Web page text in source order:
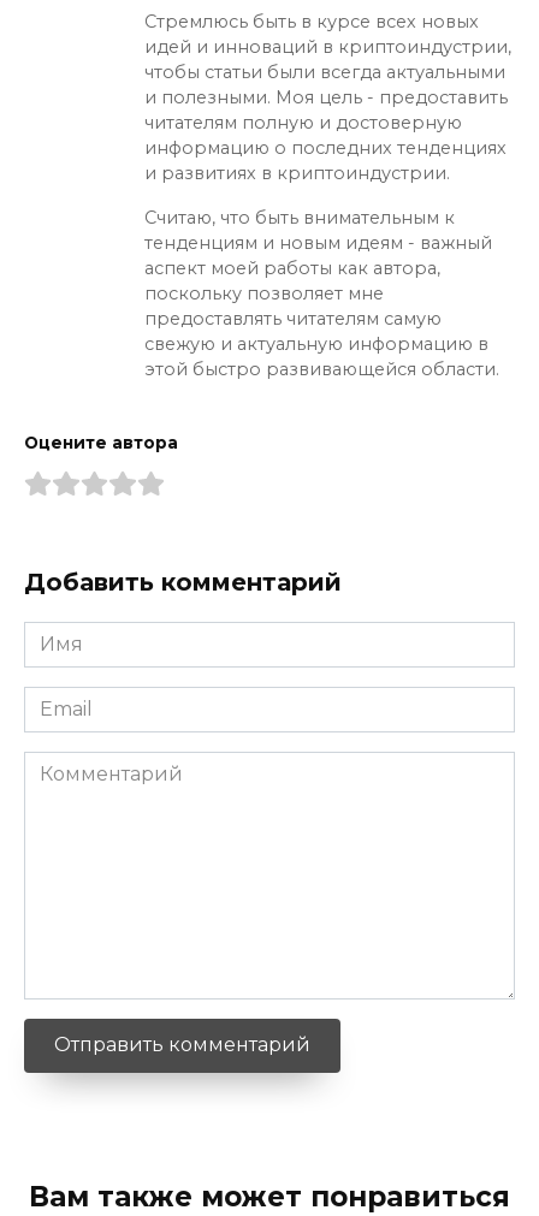
Стремлюсь быть в курсе всех новых
идей и инноваций в криптоиндустрии,
чтобы статьи были всегда актуальными
и полезными. Моя цель - предоставить
читателям полную и достоверную
информацию о последних тенденциях
и развитиях в криптоиндустрии.
Считаю, что быть внимательным к
тенденциям и новым идеям - важный
аспект моей работы как автора,
поскольку позволяет мне
предоставлять читателям самую
свежую и актуальную информацию в
этой быстро развивающейся области.
Оцените автора
Добавить комментарий
Имя
*
Email
*
Комментарий
Вам также может понравиться